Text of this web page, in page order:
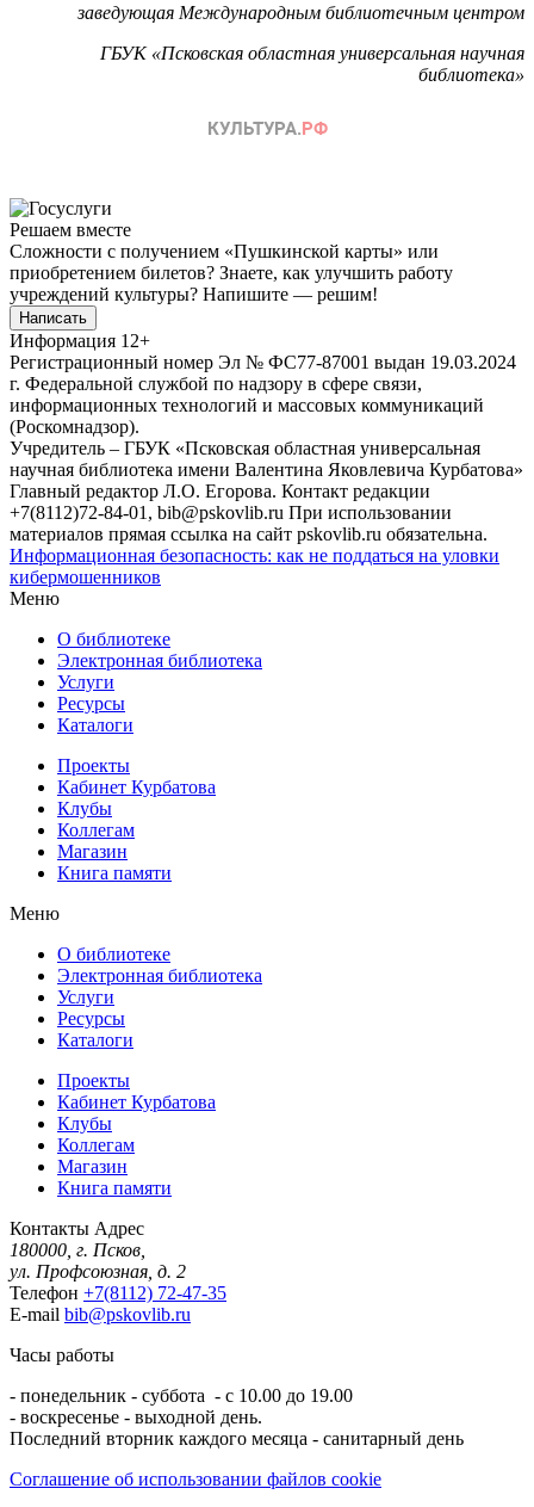
заведующая Международным библиотечным центром
ГБУК «Псковская областная универсальная научная
библиотека»
Решаем вместе
Сложности с получением «Пушкинской карты» или
приобретением билетов? Знаете, как улучшить работу
учреждений культуры? Напишите — решим!
Написать
Информация 12+
Регистрационный номер Эл № ФС77-87001 выдан 19.03.2024
г. Федеральной службой по надзору в сфере связи,
информационных технологий и массовых коммуникаций
(Роскомнадзор).
Учредитель – ГБУК «Псковская областная универсальная
научная библиотека имени Валентина Яковлевича Курбатова»
Главный редактор Л.О. Егорова. Контакт редакции
+7(8112)72-84-01, bib@pskovlib.ru При использовании
материалов прямая ссылка на сайт pskovlib.ru обязательна.
Информационная безопасность: как не поддаться на уловки
кибермошенников
Меню
О библиотеке
Электронная библиотека
Услуги
Ресурсы
Каталоги
Проекты
Кабинет Курбатова
Клубы
Коллегам
Магазин
Книга памяти
Меню
О библиотеке
Электронная библиотека
Услуги
Ресурсы
Каталоги
Проекты
Кабинет Курбатова
Клубы
Коллегам
Магазин
Книга памяти
Контакты Адрес
180000, г. Псков,
ул. Профсоюзная, д. 2
Телефон +7(8112) 72-47-35
E-mail bib@pskovlib.ru
Часы работы
- понедельник - суббота - с 10.00 до 19.00
- воскресенье - выходной день.
Последний вторник каждого месяца - санитарный день
Соглашение об использовании файлов cookie